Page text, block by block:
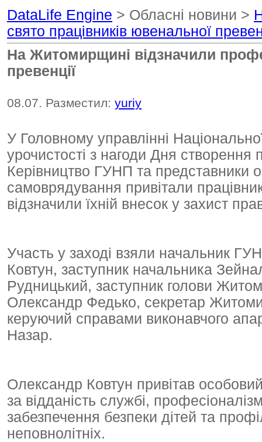
DataLife Engine > Обласні новини >
свято працівників ювенальної
На Житомирщині відзначили
превенції
08.07. Разместил: yuriy
У Головному управлінні
урочистості з нагоди Дня створення
Керівництво ГУНП та представники
самоврядування привітали
відзначили їхній внесок у захист
Участь у заході взяли начальник
Ковтун, заступник начальника
Рудницький, заступник голови
Олександр Федько, секретар
керуючий справами виконавчого
Назар.
Олександр Ковтун привітав
за відданість службі,
забезпечення безпеки дітей та
неповнолітніх.